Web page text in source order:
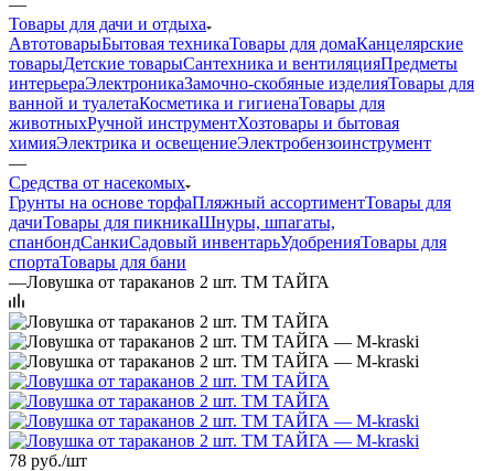
Товары для дачи и отдыха
АвтотоварыБытовая техникаТовары для домаКанцелярские
товарыДетские товарыСантехника и вентиляцияПредметы
интерьераЭлектроникаЗамочно-скобяные изделияТовары для
ванной и туалетаКосметика и гигиенаТовары для
животныхРучной инструментХозтовары и бытовая
химияЭлектрика и освещениеЭлектробензоинструмент
—
Средства от насекомых
Грунты на основе торфаПляжный ассортиментТовары для
дачиТовары для пикникаШнуры, шпагаты,
спанбондСанкиСадовый инвентарьУдобренияТовары для
спортаТовары для бани
—Ловушка от тараканов 2 шт. TM ТАЙГА
78 руб./шт